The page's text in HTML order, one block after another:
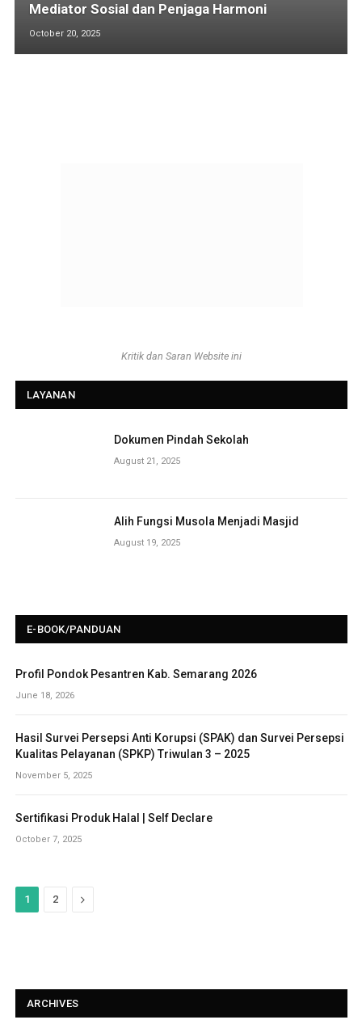
Mediator Sosial dan Penjaga Harmoni
October 20, 2025
Kritik dan Saran Website ini
LAYANAN
Dokumen Pindah Sekolah
August 21, 2025
Alih Fungsi Musola Menjadi Masjid
August 19, 2025
E-BOOK/PANDUAN
Profil Pondok Pesantren Kab. Semarang 2026
June 18, 2026
Hasil Survei Persepsi Anti Korupsi (SPAK) dan Survei Persepsi
Kualitas Pelayanan (SPKP) Triwulan 3 – 2025
November 5, 2025
Sertifikasi Produk Halal | Self Declare
October 7, 2025
1 2
N
ARCHIVES